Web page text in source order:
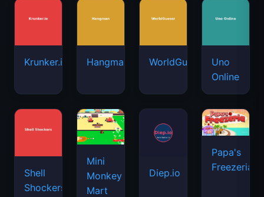
Krunker.io Hangman WorldGuessr
Uno
Online
Shell
Shockers
Mini
Monkey
Mart
Diep.io
Papa's
Freezeria